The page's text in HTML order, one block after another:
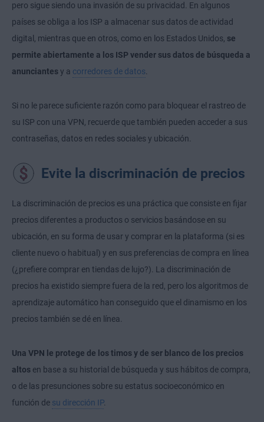
pero sigue siendo una invasión de su privacidad. En algunos
países se obliga a los ISP a almacenar sus datos de actividad
digital, mientras que en otros, como en los Estados Unidos, se
permite abiertamente a los ISP vender sus datos de búsqueda a
anunciantesy a corredores de datos.
Si no le parece suficiente razón como para bloquear el rastreo de
su ISP con una VPN, recuerde que también pueden acceder a sus
contraseñas, datos en redes sociales y ubicación.
Evite la discriminación de precios
La discriminación de precios es una práctica que consiste en fijar
precios diferentes a productos o servicios basándose en su
ubicación, en su forma de usar y comprar en la plataforma (si es
cliente nuevo o habitual) y en sus preferencias de compra en línea
(¿prefiere comprar en tiendas de lujo?). La discriminación de
precios ha existido siempre fuera de la red, pero los algoritmos de
aprendizaje automático han conseguido que el dinamismo en los
precios también se dé en línea.
Una VPN le protege de los timos y de ser blanco de los precios
altos en base a su historial de búsqueda y sus hábitos de compra,
o de las presunciones sobre su estatus socioeconómico en
función de su dirección IP.